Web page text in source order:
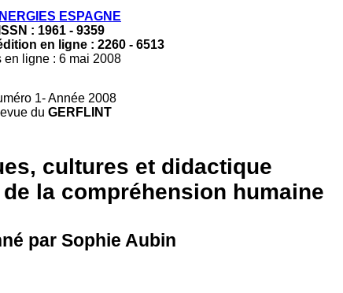
ESPAGNE
ISSN : 1961 - 9359
en ligne: 2260 - 6513
en ligne : 6 mai 2008
1- Année 2008
du GERFLINT
cultures et didactique
la compréhension humaine
par Sophie Aubin